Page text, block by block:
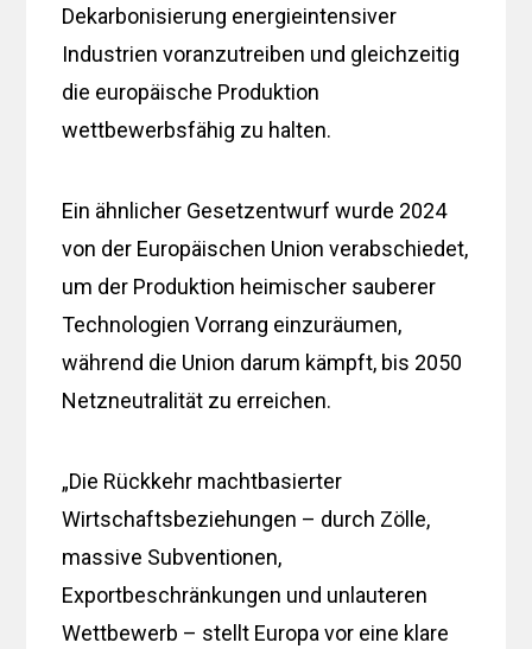
Dekarbonisierung energieintensiver
Industrien voranzutreiben und gleichzeitig
die europäische Produktion
wettbewerbsfähig zu halten.
Ein ähnlicher Gesetzentwurf wurde 2024
von der Europäischen Union verabschiedet,
um der Produktion heimischer sauberer
Technologien Vorrang einzuräumen,
während die Union darum kämpft, bis 2050
Netzneutralität zu erreichen.
„Die Rückkehr machtbasierter
Wirtschaftsbeziehungen – durch Zölle,
massive Subventionen,
Exportbeschränkungen und unlauteren
Wettbewerb – stellt Europa vor eine klare